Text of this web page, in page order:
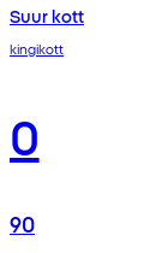
Suur kott
kingikott
0
90